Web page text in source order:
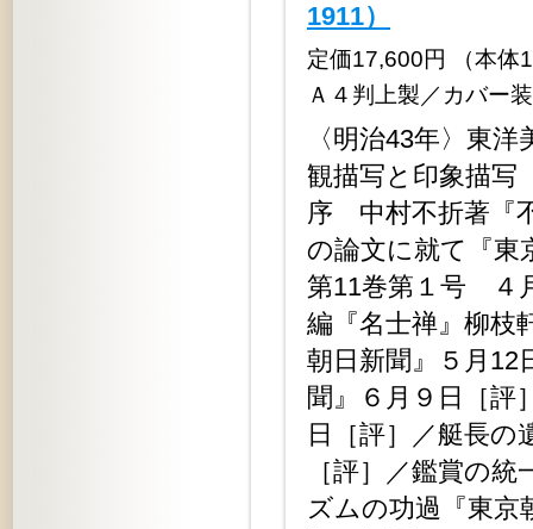
1911）
定価17,600円 （本体
Ａ４判上製／カバー
〈明治43年〉東
観描写と印象描写
序 中村不折著『
の論文に就て『東
第11巻第１号 ４
編『名士禅』柳枝
朝日新聞』５月12
聞』６月９日［評
日［評］／艇長の
［評］／鑑賞の
ズムの功過『東京